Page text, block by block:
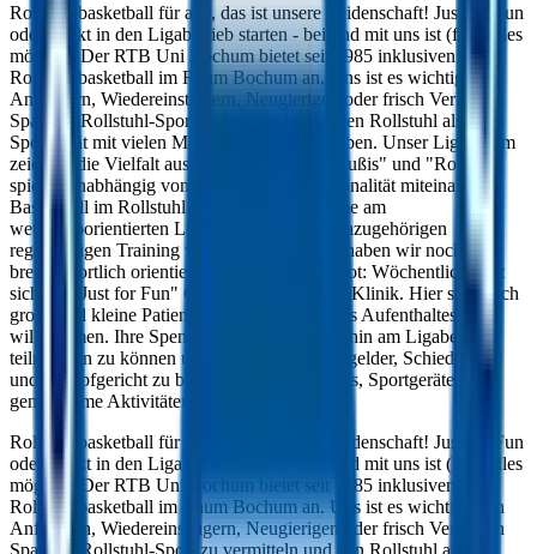
Rollstuhlbasketball für alle, das ist unsere Leidenschaft! Just for Fun
oder direkt in den Ligabetrieb starten - bei und mit uns ist (fast) alles
möglich. Der RTB Uni Bochum bietet seit 1985 inklusiven
Rollstuhlbasketball im Raum Bochum an. Uns ist es wichtig auch
Anfängern, Wiedereinsteigern, Neugierigen oder frisch Verletzten
Spaß am Rollstuhl-Sport zu vermitteln und den Rollstuhl als ein
Sportgerät mit vielen Mögölichkeiten zu erleben. Unser Liga-Team
zeichnet die Vielfalt aus: Frauen, Männer, "Fußis" und "Rollis"
spielen unabhängig vom Alter oder der Nationalität miteinander
Basketball im Rollstuhl. Neben der Teilnahme am
wettkamporientierten Ligabetrieb und dem dazugehörigen
regelmäßigen Training von Drills und Skills haben wir noch eine
breitensportlich orientierte Gruppe im Angebot: Wöchentlich trifft
sich die "Just for Fun" Gruppe in einer Reha Klinik. Hier sind auch
große und kleine Patienten für die Dauer ihres Aufenthaltes
willkommen. Ihre Spenden helfen uns weiterhin am Ligabetrieb
teilnehmen zu können und Kosten für Meldegelder, Schiedrichter
und Kampfgericht zu bestreiten, sowie Trikots, Sportgeräte und
gemeinsame Aktivitäten zu finanzieren.
Rollstuhlbasketball für alle, das ist unsere Leidenschaft! Just for Fun
oder direkt in den Ligabetrieb starten - bei und mit uns ist (fast) alles
möglich. Der RTB Uni Bochum bietet seit 1985 inklusiven
Rollstuhlbasketball im Raum Bochum an. Uns ist es wichtig auch
Anfängern, Wiedereinsteigern, Neugierigen oder frisch Verletzten
Spaß am Rollstuhl-Sport zu vermitteln und den Rollstuhl als ein